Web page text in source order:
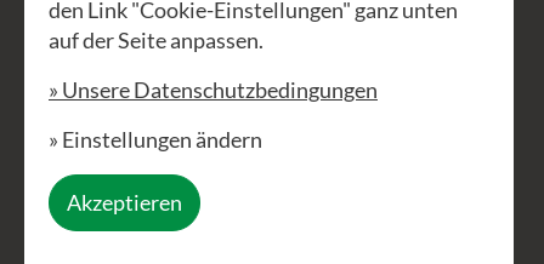
gezieltes Training wird das gesamte
entdeckt, gefördert und in eine gesunde
Balance gebracht, um es optimal in der
Musik einzusetzen. Jede Musikrichtung
erfordert spezifische Techniken und
den Link "Cookie-Einstellungen" ganz unten
auf der Seite anpassen.
» Unsere Datenschutzbedingungen
» Einstellungen ändern
Akzeptieren